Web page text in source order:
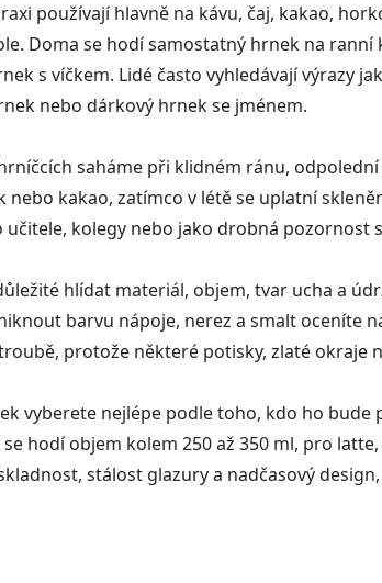
používají hlavně na kávu, čaj, kakao,
Doma se hodí samostatný hrnek na
s víčkem. Lidé často vyhledávají výrazy
nebo dárkový hrnek se jménem.
saháme při klidném ránu,
nebo kakao, zatímco v létě se uplatní
učitele, kolegy nebo jako drobná pozornost
hlídat materiál, objem, tvar ucha a
barvu nápoje, nerez a smalt oceníte
protože některé potisky, zlaté okraje
vyberete nejlépe podle toho, kdo ho
se hodí objem kolem 250 až 350 ml, pro
stálost glazury a nadčasový